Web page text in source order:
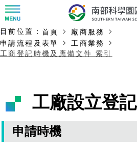
訊息公告
新聞資料專區
徵才公告
發展沿革
大事紀
局長小檔案
機關組織
認識園區
臺南園區
簡介
高雄園區
工商服務
主要內容開始
:::
目前位置： 首頁
廠商服務
申請流程及表單
工商業務
工商登記時機及應備文件 索引
工廠設立登記
申請時機